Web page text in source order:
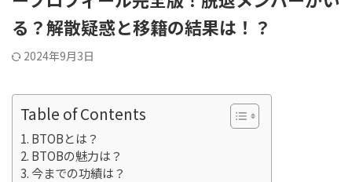
る？解散疑惑と移籍の結果は！？
2024年9月3日
Table of Contents
BTOBとは？
BTOBの魅力は？
今までの功績は？